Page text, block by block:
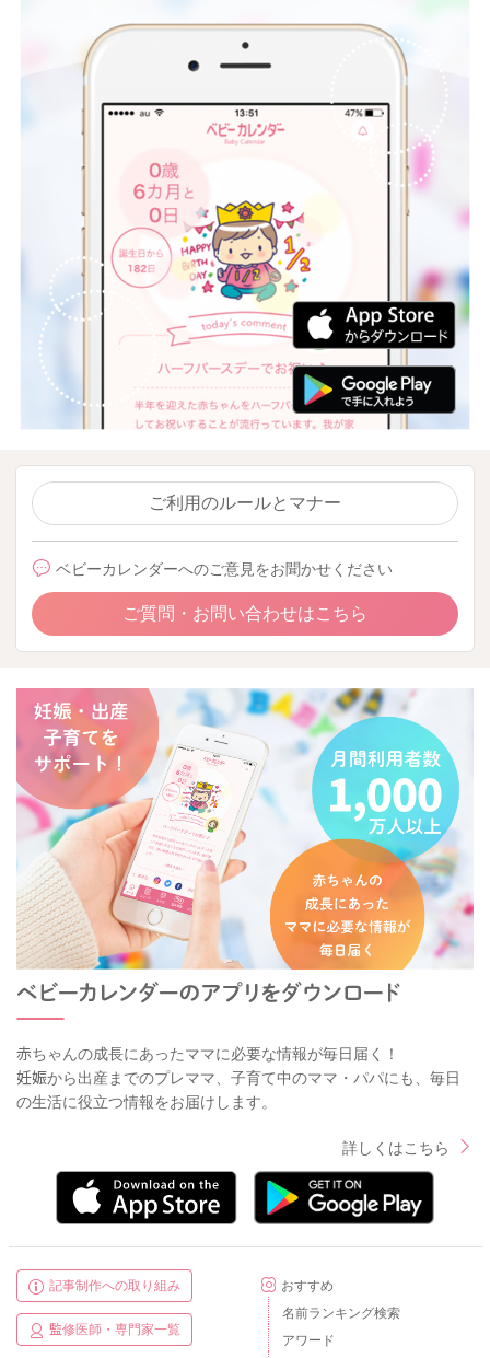
ご利用のルールとマナー
ベビーカレンダーへのご意見をお聞かせください
ご質問・お問い合わせはこちら
赤ちゃんの成長にあったママに必要な情報が毎日届く！
妊娠から出産までのプレママ、子育て中のママ・パパにも、毎日
の生活に役立つ情報をお届けします。
詳しくはこちら
記事制作への取り組み
監修医師・専門家一覧
おすすめ
名前ランキング検索
アワード